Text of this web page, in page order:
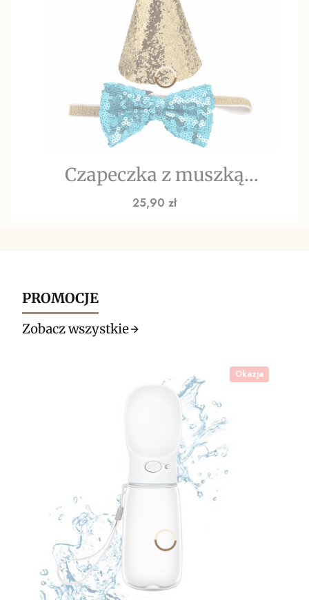
Czapeczka z muszką
urodzinowa Turkusowo -
Cena
25,90 zł
PROMOCJE
Zobacz wszystkie
Okazja